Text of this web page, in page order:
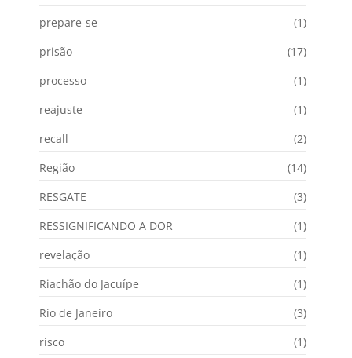
prepare-se
(1)
prisão
(17)
processo
(1)
reajuste
(1)
recall
(2)
Região
(14)
RESGATE
(3)
RESSIGNIFICANDO A DOR
(1)
revelação
(1)
Riachão do Jacuípe
(1)
Rio de Janeiro
(3)
risco
(1)